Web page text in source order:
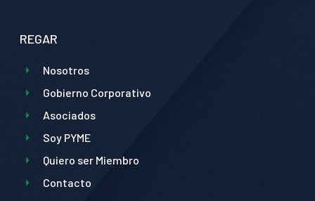
REGAR
Nosotros
Gobierno Corporativo
Asociados
Soy PYME
Quiero ser Miembro
Contacto